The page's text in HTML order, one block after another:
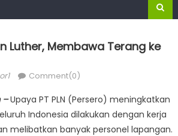
Luther, Membawa Terang ke
Comment(0)
–Upaya PT PLN (Persero) meningkatkan
Indonesia dilakukan dengan kerja
melibatkan banyak personel lapangan.